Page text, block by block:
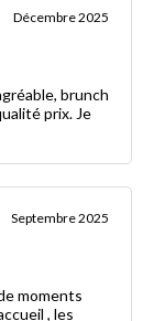
Décembre 2025
Septembre 2025
moments